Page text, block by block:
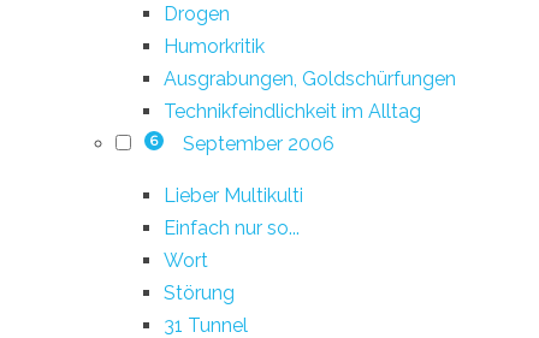
Drogen
Humorkritik
Ausgrabungen, Goldschürfungen
Technikfeindlichkeit im Alltag
6 September 2006
Lieber Multikulti
Einfach nur so...
Wort
Störung
31 Tunnel